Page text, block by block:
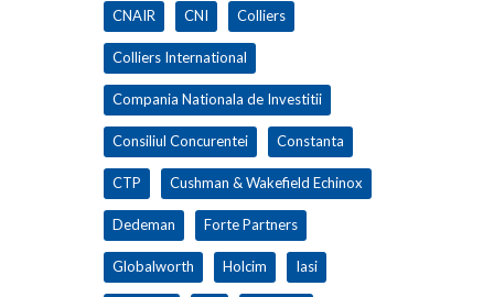
CNAIR CNI Colliers
Colliers International
Compania Nationala de Investitii
Consiliul Concurentei Constanta
CTP Cushman & Wakefield Echinox
Dedeman Forte Partners
Globalworth Holcim Iasi